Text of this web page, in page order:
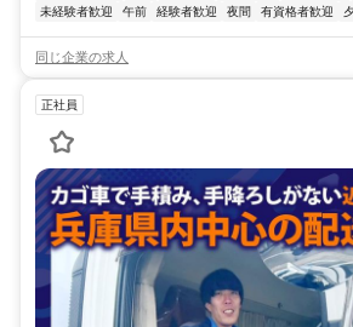
未経験者歓迎
午前 経験者歓迎 夜間 有資格者歓迎
同じ企業の求人
正社員